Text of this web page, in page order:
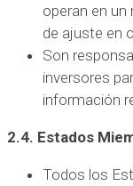
operan en
de ajuste en
Son
inversores
información
2.4. Estados
Todos los